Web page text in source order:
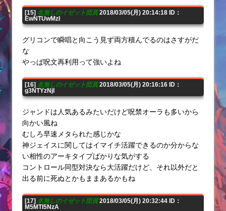
[15] 名無しのイゼット団員2018/03/05(月) 20:14:18 ID：
EwNTUwMzI
グリコンで瞬唱と向こう見ず両方積んでるのはさすがだ
な
やっぱ呪文再利用って強いよね
[16] 名無しのイゼット団員2018/03/05(月) 20:16:16 ID：
g3NTYzNjI
ジャンドは人気あるみたいだけど呪禁オーラも多いから
向かい風ね
むしろ早速メタられた感じかな
神ジェイスに関してはイマイチ活躍できるのか分からな
い相性のアーキタイプばかりな気がする
コントロール同型対決なら大活躍だけど、それ以外だと
出る前に死ぬとかもままあるかもね
[17] 名無しのイゼット団員2018/03/05(月) 20:32:44 ID：
M5MTI5NzA